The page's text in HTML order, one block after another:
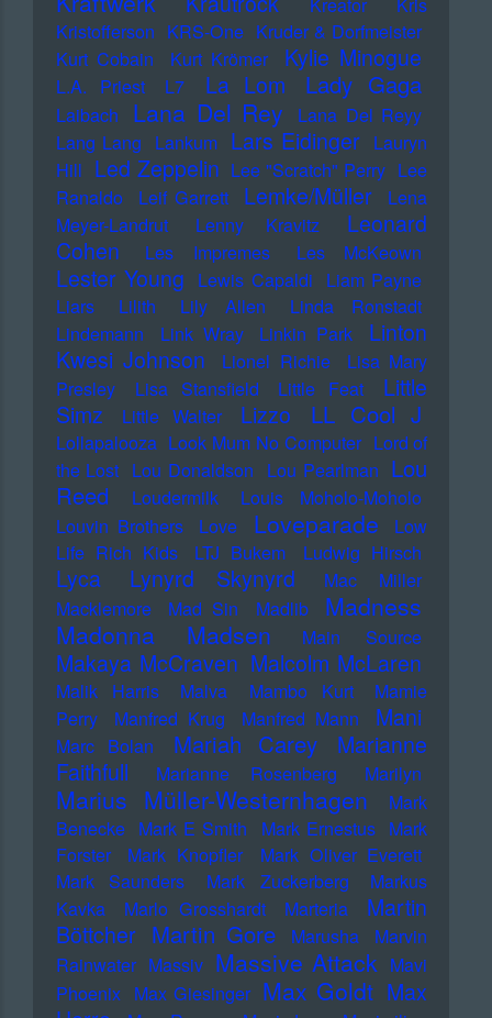
Kristofferson KRS-One Kruder & Dorfmeister
Kurt Cobain
Kurt Krömer Kylie Minogue
L.A. Priest L7 La Lom Lady Gaga
Laibach Lana Del Rey
Lana Del Reyy
Lang Lang Lankum Lars Eidinger Lauryn
Hill Led Zeppelin Lee "Scratch" Perry Lee
Ranaldo
Leif Garrett Lemke/Müller
Lena
Meyer-Landrut
Lenny Kravitz
Leonard
Cohen
Les Impremes Les McKeown
Lester Young Lewis Capaldi Liam Payne
Liars
Lilith Lily Allen
Linda Ronstadt
Lindemann
Link Wray Linkin Park
Linton
Kwesi Johnson
Lionel Richie
Lisa Mary
Presley
Lisa Stansfield Little Feat
Little
Simz
Little Walter Lizzo LL Cool J
Lollapalooza Look Mum No Computer Lord of
the Lost Lou Donaldson Lou Pearlman Lou
Reed
Loudermilk
Louis Moholo-Moholo
Louvin Brothers
Love Loveparade
Low
Life Rich Kids
LTJ Bukem Ludwig Hirsch
Lyca Lynyrd Skynyrd
Mac Miller
Macklemore
Mad Sin Madlib
Madness
Madonna
Madsen Main Source
Makaya McCraven Malcolm McLaren
Malik Harris Malva Mambo Kurt
Mamie
Perry
Manfred Krug Manfred Mann Mani
Marc Bolan Mariah Carey
Marianne
Faithfull
Marianne Rosenberg Marilyn
Marius Müller-Westernhagen
Mark
Benecke Mark E Smith Mark Ernestus Mark
Forster
Mark Knopfler
Mark Oliver Everett
Mark Saunders
Mark Zuckerberg
Markus
Kavka
Marlo Grosshardt Marteria
Martin
Böttcher Martin Gore Marusha
Marvin
Rainwater Massiv Massive Attack Mavi
Phoenix Max Giesinger Max Goldt Max